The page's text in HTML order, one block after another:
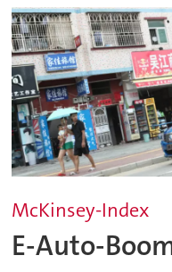
McKinsey-Index
E-Auto-